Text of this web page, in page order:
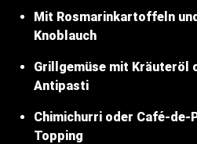
Mit Rosmarinkartoffeln
Knoblauch
Grillgemüse mit Kräuteröl
Antipasti
Chimichurri oder Café-
Topping